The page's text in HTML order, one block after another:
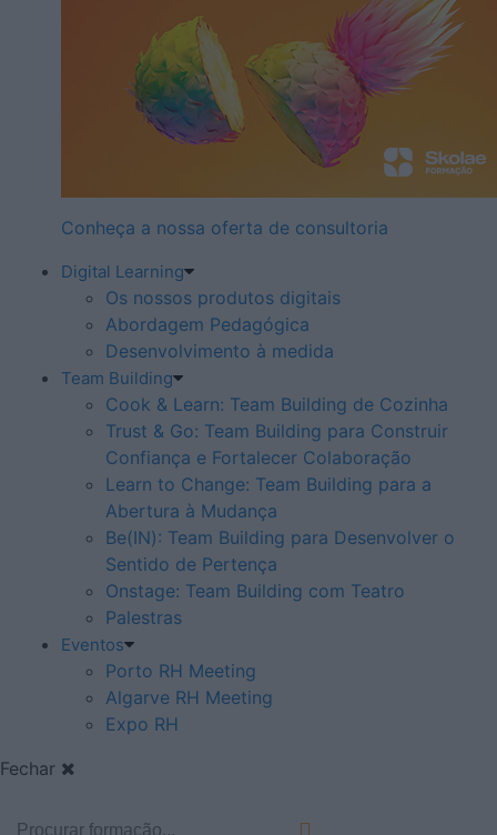
Conheça a nossa oferta de consultoria
Digital Learning
Os nossos produtos digitais
Abordagem Pedagógica
Desenvolvimento à medida
Team Building
Cook & Learn: Team Building de Cozinha
Trust & Go: Team Building para Construir
Confiança e Fortalecer Colaboração
Learn to Change: Team Building para a
Abertura à Mudança
Be(IN): Team Building para Desenvolver o
Sentido de Pertença
Onstage: Team Building com Teatro
Palestras
Eventos
Porto RH Meeting
Algarve RH Meeting
Expo RH
Fechar